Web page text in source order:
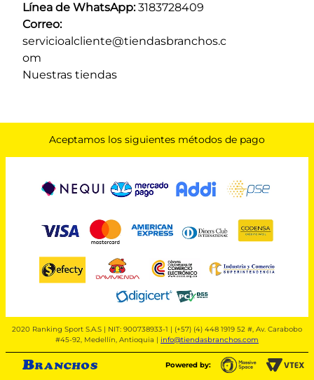
Línea de WhatsApp: 3183728409
Correo:
servicioalcliente@tiendasbranchos.c
om
Nuestras tiendas
Aceptamos los siguientes métodos de pago
2020 Ranking Sport S.A.S | NIT: 900738933-1 | (+57) (4) 448 1919 52 #, Av. Carabobo
#45-92, Medellín, Antioquia | info@tiendasbranchos.com
Powered by: